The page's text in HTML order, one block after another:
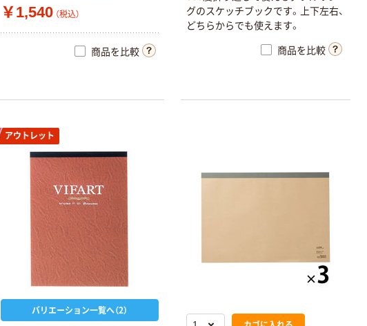
￥1,540 （税込）
商品を比較
グのスケッチブックです。上下左右、
どちらからでも使えます。
商品を比較
アウトレット
バリエーション一覧へ（2）